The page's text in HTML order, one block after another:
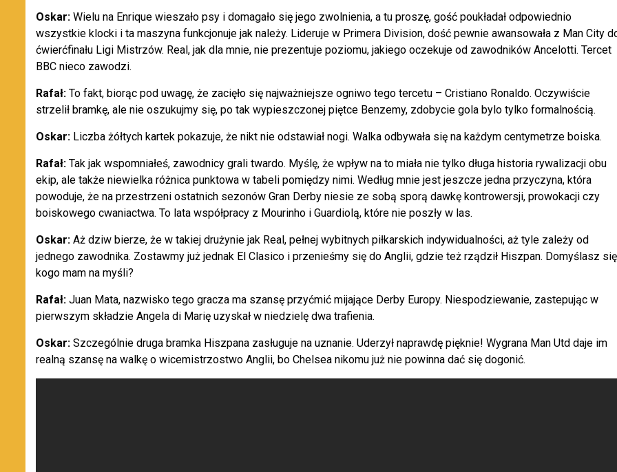
Oskar: Wielu na Enrique wieszało psy i domagało się jego zwolnienia, a tu proszę, gość poukładał odpowiednio
wszystkie klocki i ta maszyna funkcjonuje jak należy. Lideruje w Primera Division, dość pewnie awansowała z Man City
ćwierćfinału Ligi Mistrzów. Real, jak dla mnie, nie prezentuje poziomu, jakiego oczekuje od zawodników Ancelotti. Tercet
BBC nieco zawodzi.
Rafał: To fakt, biorąc pod uwagę, że zacięło się najważniejsze ogniwo tego tercetu – Cristiano Ronaldo. Oczywiście
strzelił bramkę, ale nie oszukujmy się, po tak wypieszczonej piętce Benzemy, zdobycie gola bylo tylko formalnością.
Oskar: Liczba żółtych kartek pokazuje, że nikt nie odstawiał nogi. Walka odbywała się na każdym centymetrze boiska.
Rafał: Tak jak wspomniałeś, zawodnicy grali twardo. Myślę, że wpływ na to miała nie tylko długa historia rywalizacji obu
ekip, ale także niewielka różnica punktowa w tabeli pomiędzy nimi. Według mnie jest jeszcze jedna przyczyna, która
powoduje, że na przestrzeni ostatnich sezonów Gran Derby niesie ze sobą sporą dawkę kontrowersji, prowokacji czy
boiskowego cwaniactwa. To lata współpracy z Mourinho i Guardiolą, które nie poszły w las.
Oskar: Aż dziw bierze, że w takiej drużynie jak Real, pełnej wybitnych piłkarskich indywidualności, aż tyle zależy od
jednego zawodnika. Zostawmy już jednak El Clasico i przenieśmy się do Anglii, gdzie też rządził Hiszpan. Domyślasz się
kogo mam na myśli?
Rafał: Juan Mata, nazwisko tego gracza ma szansę przyćmić mijające Derby Europy. Niespodziewanie, zastepując w
pierwszym składzie Angela di Marię uzyskał w niedzielę dwa trafienia.
Oskar: Szczególnie druga bramka Hiszpana zasługuje na uznanie. Uderzył naprawdę pięknie! Wygrana Man Utd daje im
realną szansę na walkę o wicemistrzostwo Anglii, bo Chelsea nikomu już nie powinna dać się dogonić.